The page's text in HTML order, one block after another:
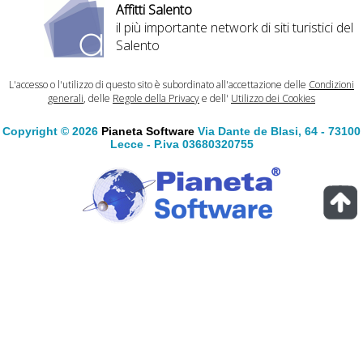
Affitti Salento
il più importante network di siti turistici del
Salento
L'accesso o l'utilizzo di questo sito è subordinato all'accettazione delle Condizioni
generali, delle Regole della Privacye dell' Utilizzo dei Cookies
Copyright © 2026 Pianeta Software Via Dante de Blasi, 64 - 73100
Lecce - P.iva 03680320755